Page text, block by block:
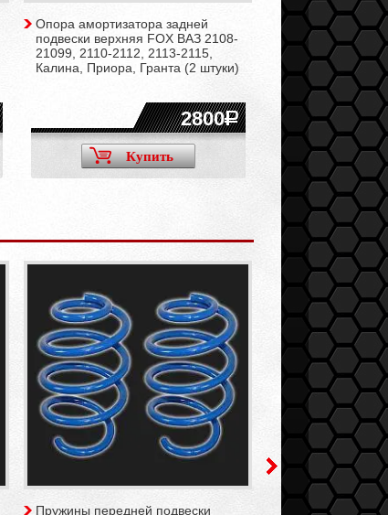
Опора амортизатора задней
подвески верхняя FOX ВАЗ 2108-
21099, 2110-2112, 2113-2115,
Калина, Приора, Гранта (2 штуки)
2800
Купить
Крышка кожуха
задней
2110-2112, 2113-
Приора, Гранта
Пружины передней подвески
Пружины задней